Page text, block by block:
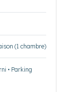
(1 chambre)
• Parking